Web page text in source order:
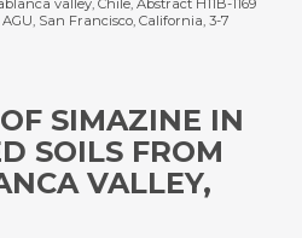
valley, Chile, Abstract H11B-1169
San Francisco, California, 3-7
SIMAZINE IN
SOILS FROM
VALLEY,